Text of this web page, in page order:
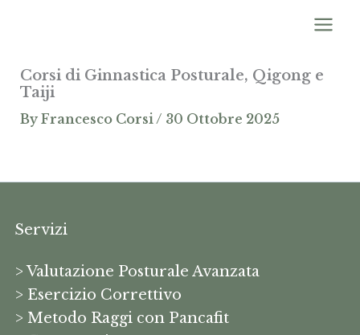
Corsi di Ginnastica Posturale, Qigong e
Taiji
By Francesco Corsi / 30 Ottobre 2025
Servizi
> Valutazione Posturale Avanzata
> Esercizio Correttivo
> Metodo Raggi con Pancafit